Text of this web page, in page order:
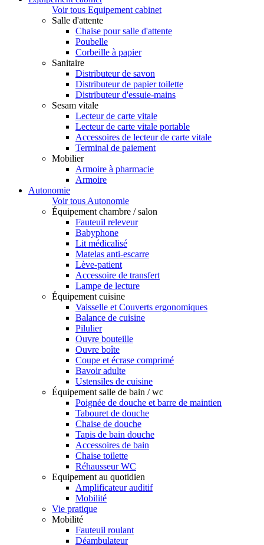
Voir tous Equipement cabinet
Salle d'attente
Chaise pour salle d'attente
Poubelle
Corbeille à papier
Sanitaire
Distributeur de savon
Distributeur de papier toilette
Distributeur d'essuie-mains
Sesam vitale
Lecteur de carte vitale
Lecteur de carte vitale portable
Accessoires de lecteur de carte vitale
Terminal de paiement
Mobilier
Armoire à pharmacie
Armoire
Autonomie
Voir tous Autonomie
Équipement chambre / salon
Fauteuil releveur
Babyphone
Lit médicalisé
Matelas anti-escarre
Lève-patient
Accessoire de transfert
Lampe de lecture
Équipement cuisine
Vaisselle et Couverts ergonomiques
Balance de cuisine
Pilulier
Ouvre bouteille
Ouvre boîte
Coupe et écrase comprimé
Bavoir adulte
Ustensiles de cuisine
Équipement salle de bain / wc
Poignée de douche et barre de maintien
Tabouret de douche
Chaise de douche
Tapis de bain douche
Accessoires de bain
Chaise toilette
Réhausseur WC
Equipement au quotidien
Amplificateur auditif
Mobilité
Vie pratique
Mobilité
Fauteuil roulant
Déambulateur